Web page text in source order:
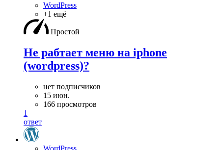
WordPress
+1 ещё
Простой
Не рабтает меню на iphone
(wordpress)?
нет подписчиков
15 июн.
166 просмотров
1
ответ
WordPress